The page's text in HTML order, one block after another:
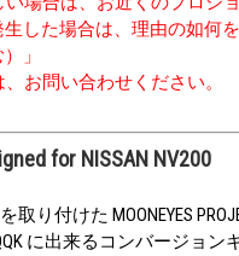
した場合は、理由の如何
」
お問い合わせください。
for NISSAN NV200
取り付けた MOONEYES
に出来るコンバージョ